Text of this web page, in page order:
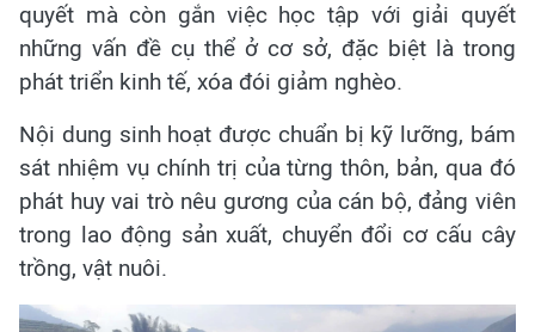
quyết mà còn gắn việc học tập với giải quyết
những vấn đề cụ thể ở cơ sở, đặc biệt là trong
phát triển kinh tế, xóa đói giảm nghèo.
Nội dung sinh hoạt được chuẩn bị kỹ lưỡng, bám
sát nhiệm vụ chính trị của từng thôn, bản, qua đó
phát huy vai trò nêu gương của cán bộ, đảng viên
trong lao động sản xuất, chuyển đổi cơ cấu cây
trồng, vật nuôi.